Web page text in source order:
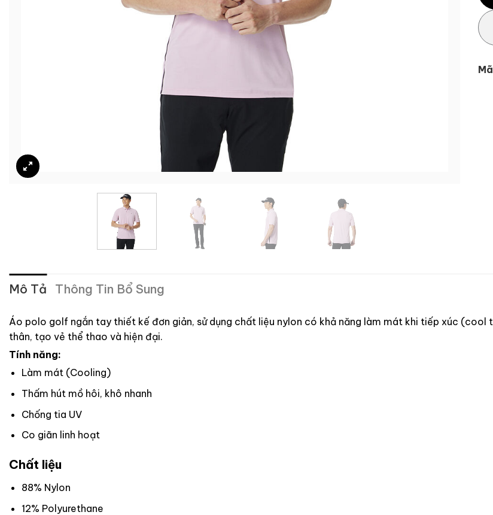
Mô Tả Thông Tin Bổ Sung
Áo polo golf ngắn tay thiết kế đơn giản, sử dụng chất liệu nylon có khả năng làm mát khi tiếp xúc
thân, tạo vẻ thể thao và hiện đại.
Tính năng:
Làm mát (Cooling)
Thấm hút mồ hôi, khô nhanh
Chống tia UV
Co giãn linh hoạt
Chất liệu
88% Nylon
12% Polyurethane